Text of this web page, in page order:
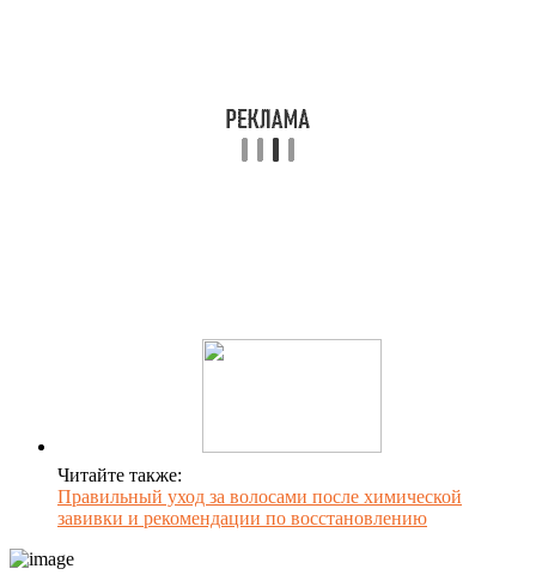
Читайте также:
Правильный уход за волосами после химической
завивки и рекомендации по восстановлению